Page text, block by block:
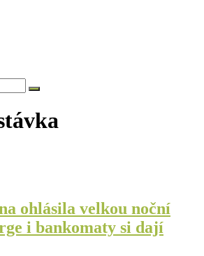
ohlásila velkou noční
i bankomaty si dají